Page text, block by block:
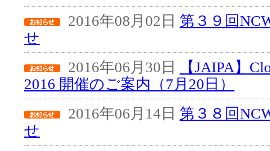
2016年08月02日 第３９回
せ
2016年06月30日
【JAIPA】
2016 開催のご案内（7月20日）
2016年06月14日 第３８回
せ